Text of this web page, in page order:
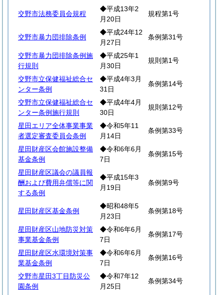
交野市法務委員会規程
◆平成13年2
月20日
規程第1号
交野市暴力団排除条例
◆平成24年12
月27日
条例第31号
交野市暴力団排除条例施
行規則
◆平成25年1
月30日
規則第1号
交野市立保健福祉総合セ
ンター条例
◆平成4年3月
31日
条例第14号
交野市立保健福祉総合セ
ンター条例施行規則
◆平成4年4月
30日
規則第12号
星田エリア全体事業事業
者選定審査委員会条例
◆令和5年11
月14日
条例第33号
星田財産区会館施設整備
基金条例
◆令和6年6月
7日
条例第15号
星田財産区議会の議員報
酬および費用弁償等に関
する条例
◆平成15年3
月19日
条例第9号
星田財産区基金条例
◆昭和48年5
月23日
条例第18号
星田財産区山地防災対策
事業基金条例
◆令和6年6月
7日
条例第17号
星田財産区水環境対策事
業基金条例
◆令和6年6月
7日
条例第16号
交野市星田3丁目防災公
園条例
◆令和7年12
月25日
条例第34号